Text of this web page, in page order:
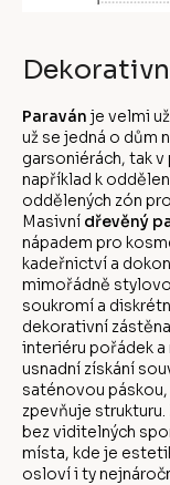
Paraván je velmi
už se jedná o dům
garsoniérách, tak
například k
oddělených zón
Masivní dřevěný
nápadem pro
kadeřnictví a
mimořádně
soukromí a
dekorativní
interiéru pořádek
usnadní získání
saténovou
zpevňuje
bez viditelných
místa, kde je
osloví i ty